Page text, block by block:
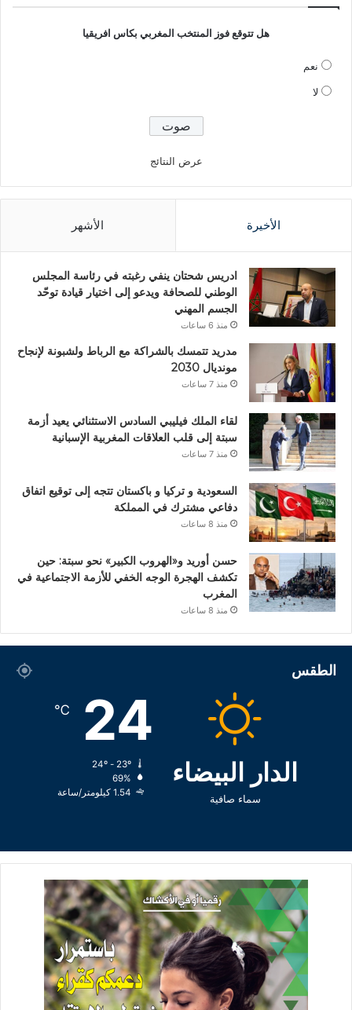
هل تتوقع فوز المنتخب المغربي بكاس افريقيا
نعم
لا
عرض النتائج
الأخيرة الأشهر
ادريس شحتان ينفي رغبته في رئاسة المجلس
الوطني للصحافة ويدعو إلى اختيار قيادة توحّد
الجسم المهني
منذ 6 ساعات
مدريد تتمسك بالشراكة مع الرباط ولشبونة لإنجاح
مونديال 2030
منذ 7 ساعات
لقاء الملك فيليبي السادس الاستثنائي يعيد أزمة
سبتة إلى قلب العلاقات المغربية الإسبانية
منذ 7 ساعات
السعودية و تركيا و باكستان تتجه إلى توقيع اتفاق
دفاعي مشترك في المملكة
منذ 8 ساعات
حسن أوريد و«الهروب الكبير» نحو سبتة: حين
تكشف الهجرة الوجه الخفي للأزمة الاجتماعية في
المغرب
منذ 8 ساعات
الطقس
الدار البيضاء
سماء صافية
24
℃
69%
1.54 كيلومتر/ساعة